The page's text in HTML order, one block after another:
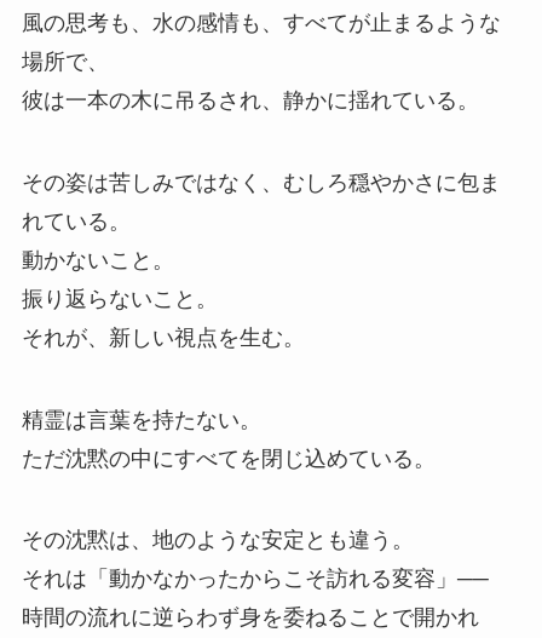
風の思考も、水の感情も、すべてが止まるような
場所で、
彼は一本の木に吊るされ、静かに揺れている。
その姿は苦しみではなく、むしろ穏やかさに包ま
れている。
動かないこと。
振り返らないこと。
それが、新しい視点を生む。
精霊は言葉を持たない。
ただ沈黙の中にすべてを閉じ込めている。
その沈黙は、地のような安定とも違う。
それは「動かなかったからこそ訪れる変容」──
時間の流れに逆らわず身を委ねることで開かれ